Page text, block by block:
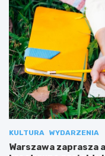
KULTURA WYDARZENIA
Warszawa